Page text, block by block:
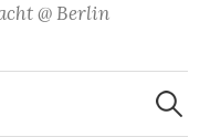
@ Berlin
Suchen
nach: